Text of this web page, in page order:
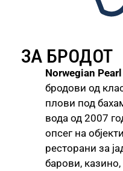
ЗА БРОДОТ
Norwegian Pearl
бродови од
плови под
вода од 2007
опсег на
ресторани за
барови,